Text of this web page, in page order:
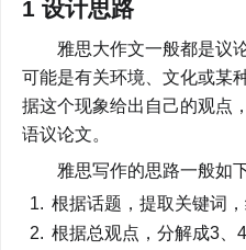
1 设计思路
可能是有关环境、文化或某
据这个现象给出自己的观点
语议论文。
雅思写作的思路一般如
根据话题，提取关键词，
根据总观点，分解成3、4